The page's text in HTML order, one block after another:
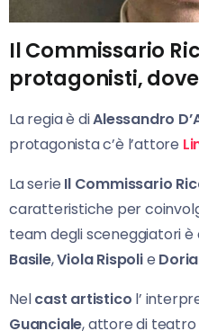
Il Commissario
protagonisti,
La regia è diAlessandro
protagonista c’è l’attore
La serie Il Commissario
caratteristiche per
team degli sceneggiatori
Basile,Viola Rispolie
Nelcast artistico l’
Guanciale, attore di